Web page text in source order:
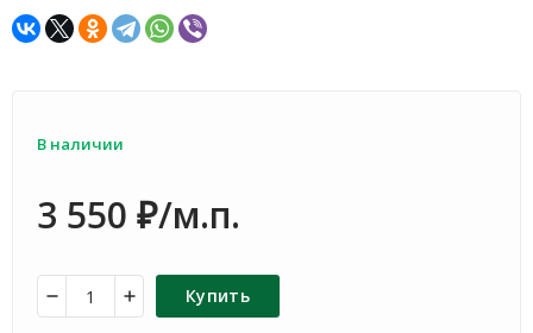
В наличии
3 550 ₽/м.п.
Купить